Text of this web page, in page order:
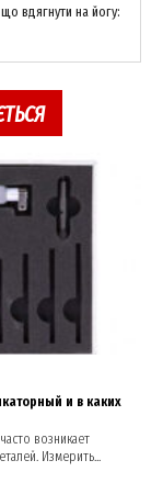
вдягнути на йогу:
и в каких
возникает
Измерить...